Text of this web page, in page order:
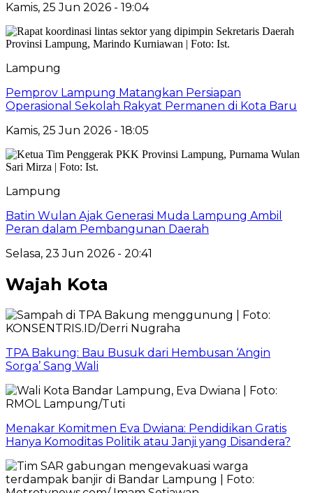
Kamis, 25 Jun 2026 - 19:04
Lampung
Pemprov Lampung Matangkan Persiapan
Operasional Sekolah Rakyat Permanen di Kota Baru
Kamis, 25 Jun 2026 - 18:05
Lampung
Batin Wulan Ajak Generasi Muda Lampung Ambil
Peran dalam Pembangunan Daerah
Selasa, 23 Jun 2026 - 20:41
Wajah Kota
TPA Bakung: Bau Busuk dari Hembusan ‘Angin
Sorga’ Sang Wali
Menakar Komitmen Eva Dwiana: Pendidikan Gratis
Hanya Komoditas Politik atau Janji yang Disandera?